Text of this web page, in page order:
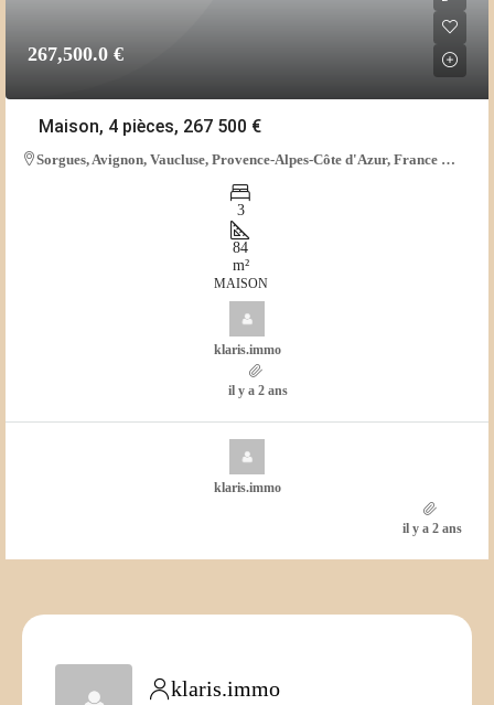
267,500.0 €
Maison, 4 pièces, 267 500 €
Sorgues, Avignon, Vaucluse, Provence-Alpes-Côte d'Azur, France métropolitaine, 84700, France
3
84
m²
MAISON
klaris.immo
il y a 2 ans
klaris.immo
il y a 2 ans
klaris.immo